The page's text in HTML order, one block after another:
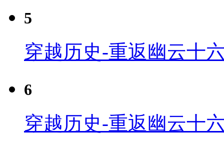
5
穿越历史-重返幽云十
6
穿越历史-重返幽云十